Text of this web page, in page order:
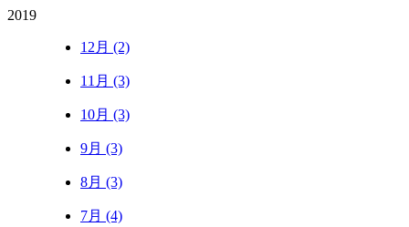
2019
12月 (2)
11月 (3)
10月 (3)
9月 (3)
8月 (3)
7月 (4)